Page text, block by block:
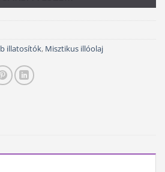
illatosítók, Misztikus illóolaj